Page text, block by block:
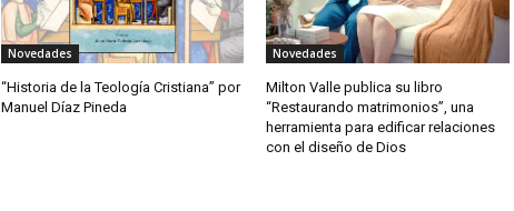
Novedades
“Historia de la Teología Cristiana” por
Manuel Díaz Pineda
Novedades
Milton Valle publica su libro
“Restaurando matrimonios”, una
herramienta para edificar relaciones
con el diseño de Dios